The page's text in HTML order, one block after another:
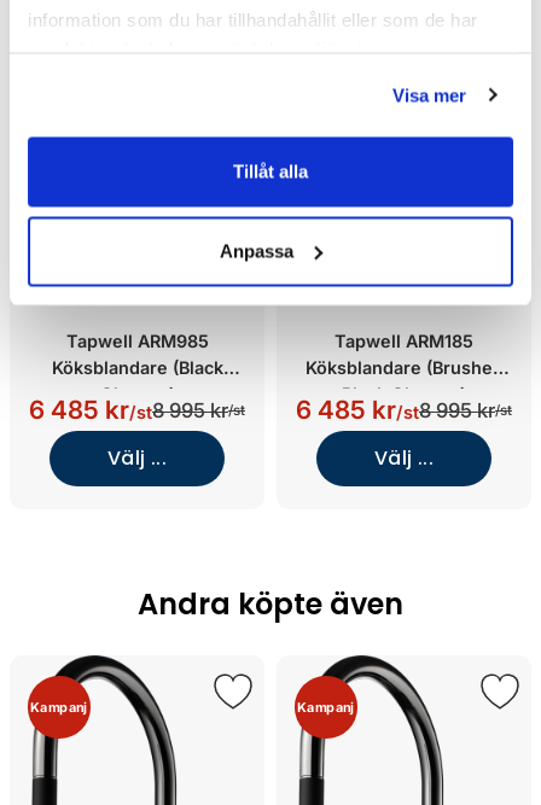
information som du har tillhandahållit eller som de har
Visa mer
Tillåt alla
Anpassa
Tapwell ARM985
Köksblandare (Black
Chrome)
6 485 kr/st8 995 kr/st
Välj ...
Tapwell ARM185
Köksblandare (Brushed
Black Chrome)
6 485 kr/st8 995 kr/st
Välj ...
Andra köpte även
Kampanj Kampanj